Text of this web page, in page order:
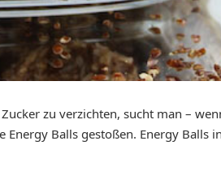
zu verzichten, sucht man –
Energy Balls gestoßen. Energy Balls